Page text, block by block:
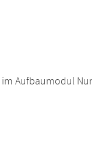
Aufbaumodul